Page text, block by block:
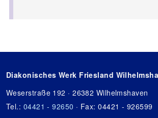
Diakonisches Werk Friesland
Weserstraße 192 · 26382 Wilhelmshaven
Tel.: 04421 - 92650 · Fax: 04421 - 926599